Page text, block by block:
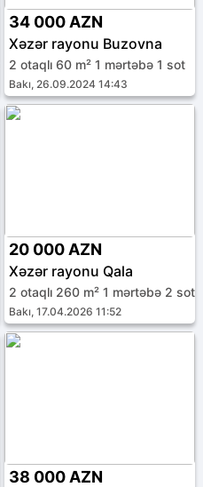
34 000 AZN
Xəzər rayonu Buzovna
2 otaqlı 60 m² 1 mərtəbə 1 sot
Bakı, 26.09.2024 14:43
20 000 AZN
Xəzər rayonu Qala
2 otaqlı 260 m² 1 mərtəbə 2 sot
Bakı, 17.04.2026 11:52
38 000 AZN